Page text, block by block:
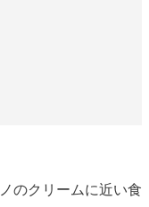
のクリームに近い食